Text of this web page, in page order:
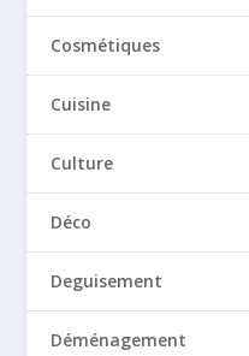
Cosmétiques
Cuisine
Culture
Déco
Deguisement
Déménagement